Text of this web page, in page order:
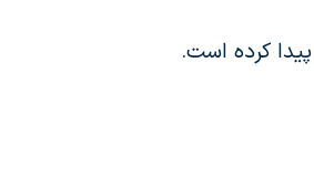
کرده است.